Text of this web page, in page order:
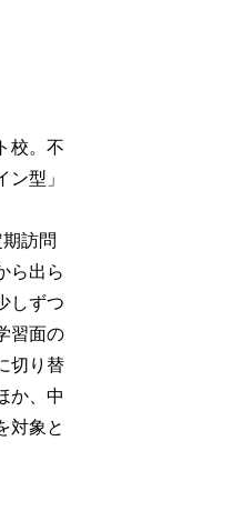
校。不
型」
訪問
ら出ら
しずつ
習面の
切り替
か、中
対象と